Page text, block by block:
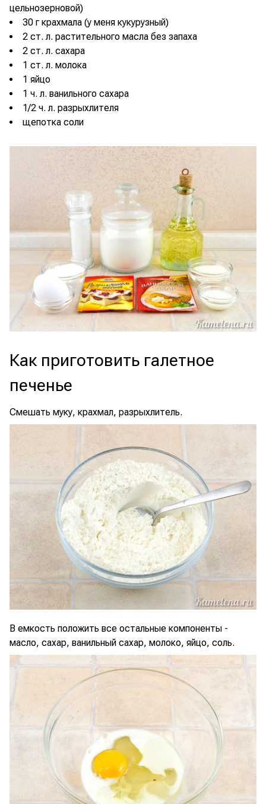
цельнозерновой)
30 г крахмала (у меня кукурузный)
2 ст. л. растительного масла без запаха
2 ст. л. сахара
1 ст. л. молока
1 яйцо
1 ч. л. ванильного сахара
1/2 ч. л. разрыхлителя
щепотка соли
Как приготовить галетное
печенье
Смешать муку, крахмал, разрыхлитель.
В емкость положить все остальные компоненты -
масло, сахар, ванильный сахар, молоко, яйцо, соль.